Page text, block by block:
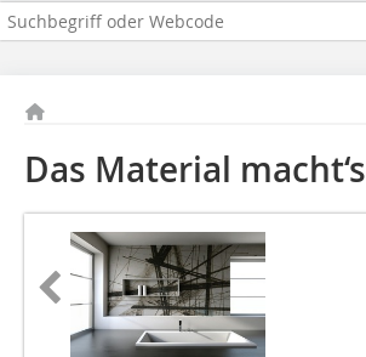
Das Material macht‘s